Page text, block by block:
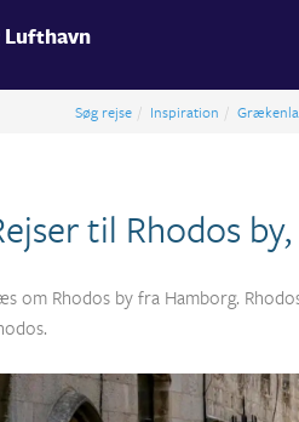
Lufthavn
Søg rejse Inspiration
til Rhodos
om Rhodos by fra Hamborg.